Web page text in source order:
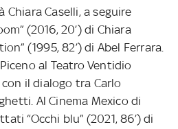
Caselli, a seguire
(2016, 20’) di Chiara
(1995, 82’) di Abel Ferrara.
al Teatro Ventidio
il dialogo tra Carlo
Al Cinema Mexico di
“Occhi blu” (2021, 86’) di